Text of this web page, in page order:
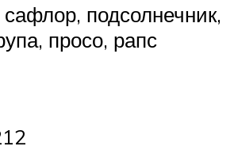
подсолнечник,
просо, рапс